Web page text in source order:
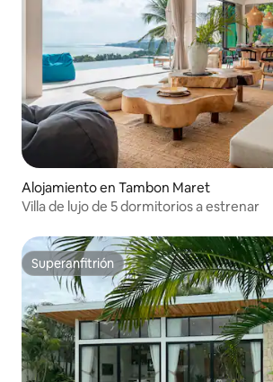
Alojamiento en Tambon Maret
Villa de lujo de 5 dormitorios a estrenar
Superanfitrión
Superanfitrión